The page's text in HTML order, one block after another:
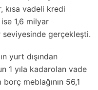
kısa vadeli kredi
1,6 milyar
gerçekleşti.
yurt dışından
1 yıla kadarolan vade
meblağının 56,1